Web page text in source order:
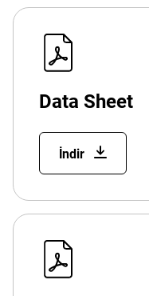
Data Sheet
İndir